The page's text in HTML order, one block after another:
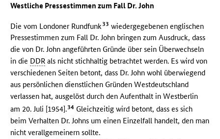
Westliche Pressestimmen zum Fall Dr. John
Die vom Londoner Rundfunk33 wiedergegebenen englischen
Pressestimmen zum Fall Dr. John bringen zum Ausdruck, dass
die von Dr. John angeführten Gründe über sein Überwechseln
in die DDR als nicht stichhaltig betrachtet werden. Es wird von
verschiedenen Seiten betont, dass Dr. John wohl überwiegend
aus persönlichen dienstlichen Gründen Westdeutschland
verlassen hat, ausgelöst durch den Aufenthalt in Westberlin
am 20. Juli [1954].34 Gleichzeitig wird betont, dass es sich
beim Verhalten Dr. Johns um einen Einzelfall handelt, den man
nicht verallgemeinern sollte.